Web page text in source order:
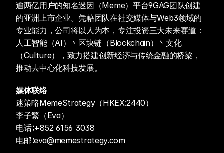
逾两亿用户的知名迷因（Meme）平台9GAG团队创建
的亚洲上市企业。凭藉团队在社交媒体与Web3领域的
专业能力，公司将以人为本，专注投资三大未来赛道：
人工智能（AI）丶区块链（Blockchain）丶文化
（Culture），致力搭建创新经济与传统金融的桥梁，
推动去中心化科技发展。
媒体联络
迷策略MemeStrategy（HKEX:2440）
李子繁（Eva）
电话∶+852 6156 3038
电邮∶eva@memestrategy.com